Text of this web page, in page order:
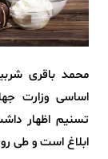
محمد باقری
اساسی وزارت
تسنیم اظهار
ابلاغ است و طی